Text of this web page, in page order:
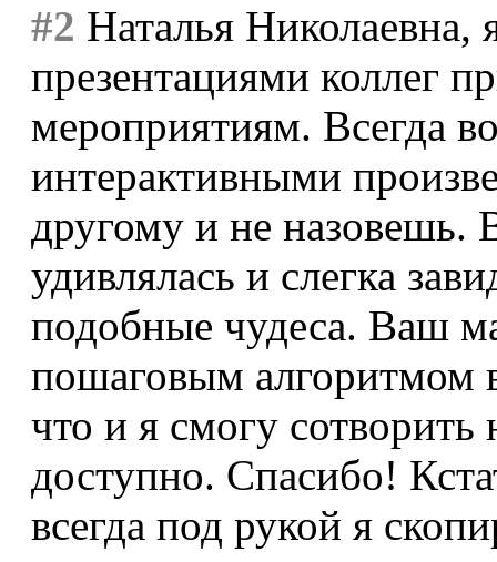
#2 Наталья Николаевна,
презентациями коллег
мероприятиям. Всегда
интерактивными
другому и не назовешь.
удивлялась и слегка
подобные чудеса. Ваш
пошаговым алгоритмом
что и я смогу
доступно. Спасибо!
всегда под рукой я